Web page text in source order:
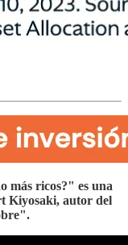
más ricos?" es una
Kiyosaki, autor del